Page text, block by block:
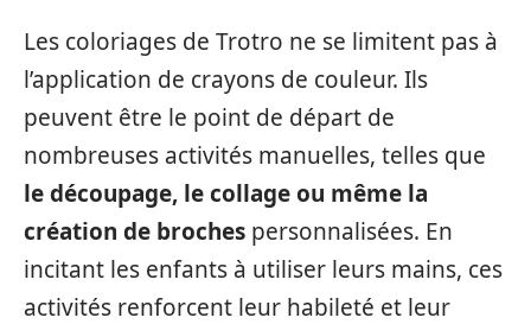
Les coloriages de Trotro ne se limitent pas à
l’application de crayons de couleur. Ils
peuvent être le point de départ de
nombreuses activités manuelles, telles que
le découpage, le collage ou même la
création de broches personnalisées. En
incitant les enfants à utiliser leurs mains, ces
activités renforcent leur habileté et leur